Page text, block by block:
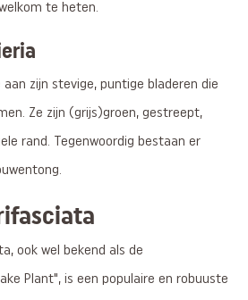
te heten.
aan zijn stevige, puntige bladeren die
Ze zijn (grijs)groen, gestreept,
rand. Tegenwoordig bestaan er
ook wel bekend als de
Plant", is een populaire en robuuste